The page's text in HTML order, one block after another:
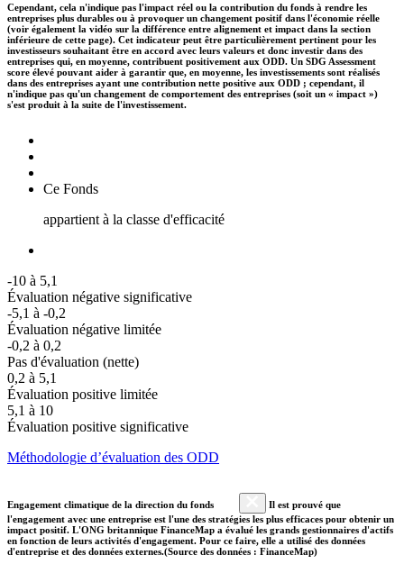
Cependant, cela n'indique pas l'impact réel ou la contribution du fonds à rendre les
entreprises plus durables ou à provoquer un changement positif dans l'économie réelle
(voir également la vidéo sur la différence entre alignement et impact dans la section
inférieure de cette page). Cet indicateur peut être particulièrement pertinent pour les
investisseurs souhaitant être en accord avec leurs valeurs et donc investir dans des
entreprises qui, en moyenne, contribuent positivement aux ODD. Un SDG Assessment
score élevé pouvant aider à garantir que, en moyenne, les investissements sont réalisés
dans des entreprises ayant une contribution nette positive aux ODD ; cependant, il
n'indique pas qu'un changement de comportement des entreprises (soit un « impact »)
s'est produit à la suite de l'investissement.
Ce Fonds
appartient à la classe d'efficacité
-10 à 5,1
Évaluation négative significative
-5,1 à -0,2
Évaluation négative limitée
-0,2 à 0,2
Pas d'évaluation (nette)
0,2 à 5,1
Évaluation positive limitée
5,1 à 10
Évaluation positive significative
Méthodologie d’évaluation des ODD
Engagement climatique de la direction du fonds
Il est prouvé que
l'engagement avec une entreprise est l'une des stratégies les plus efficaces pour obtenir un
impact positif. L'ONG britannique FinanceMap a évalué les grands gestionnaires d'actifs
en fonction de leurs activités d'engagement. Pour ce faire, elle a utilisé des données
d'entreprise et des données externes.(Source des données : FinanceMap)